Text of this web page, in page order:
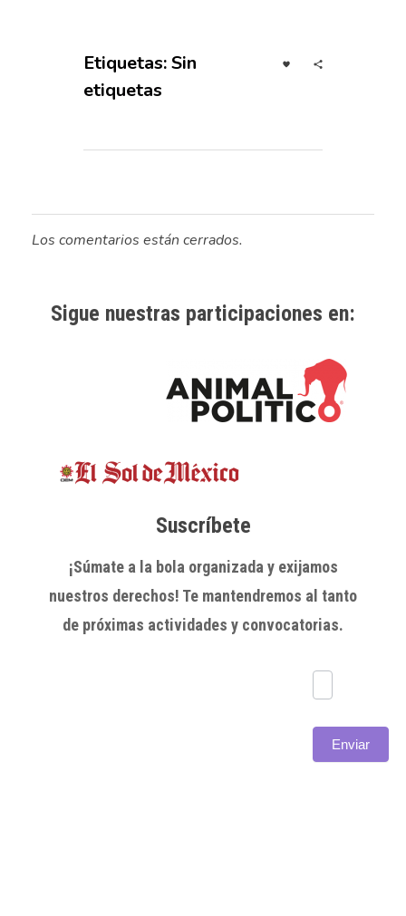
Etiquetas: Sin
etiquetas
Los comentarios están cerrados.
Sigue nuestras participaciones en:
Suscríbete
¡Súmate a la bola organizada y exijamos
nuestros derechos! Te mantendremos al tanto
de próximas actividades y convocatorias.
Subscríbete
Enviar